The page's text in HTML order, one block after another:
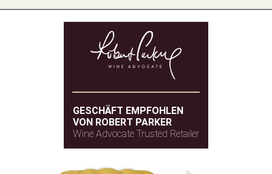
GESCHÄFT EMPFOHLEN
VON ROBERT PARKER
Wine Advocate Trusted Retailer